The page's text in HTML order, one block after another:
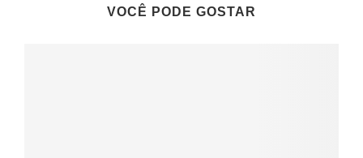
VOCÊ PODE GOSTAR